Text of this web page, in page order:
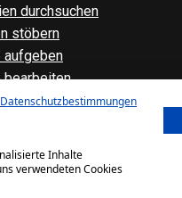
durchsuchen
stöbern
aufgeben
bearbeiten
Datenschutzbestimmungen
Inhalte
verwendeten Cookies